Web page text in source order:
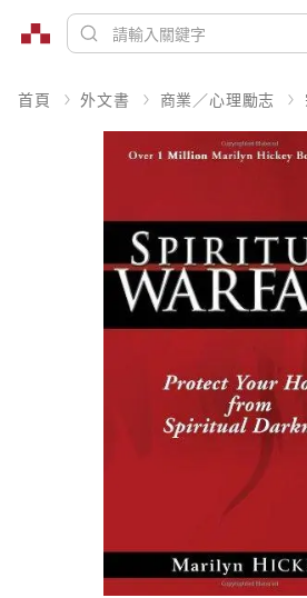
首頁 外文書 商業／心理勵志